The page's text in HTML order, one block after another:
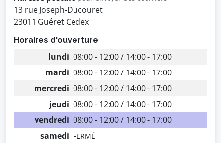
13 rue Joseph-Ducouret
23011 Guéret Cedex
Horaires d'ouverture
lundi 08:00 - 12:00 / 14:00 - 17:00
mardi 08:00 - 12:00 / 14:00 - 17:00
mercredi 08:00 - 12:00 / 14:00 - 17:00
jeudi 08:00 - 12:00 / 14:00 - 17:00
vendredi 08:00 - 12:00 / 14:00 - 17:00
samedi FERMÉ